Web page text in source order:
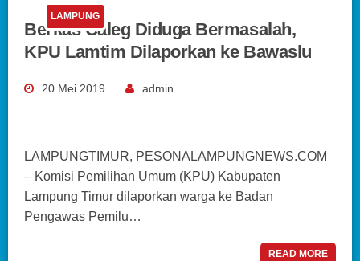
LAMPUNG
Berkas Caleg Diduga Bermasalah,
KPU Lamtim Dilaporkan ke Bawaslu
20 Mei 2019 admin
LAMPUNGTIMUR, PESONALAMPUNGNEWS.COM
– Komisi Pemilihan Umum (KPU) Kabupaten
Lampung Timur dilaporkan warga ke Badan
Pengawas Pemilu…
READ MORE